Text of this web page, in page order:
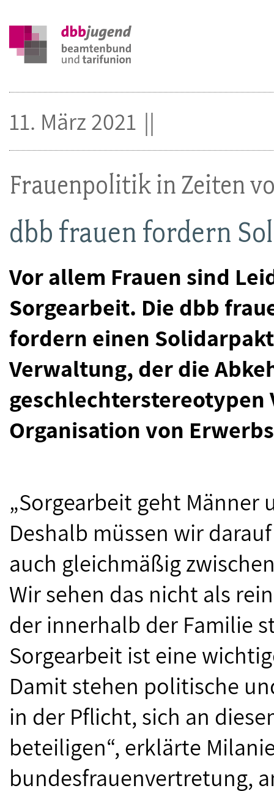
Frauenpolitik in Zeiten
dbb frauen fordern
Vor allem Frauen sind
Sorgearbeit. Die dbb
fordern einen
Verwaltung, der die
geschlechterstereotypen
Organisation von
11. März 2021
„Sorgearbeit geht Männer
Deshalb müssen wir
auch gleichmäßig
Wir sehen das nicht als
der innerhalb der Familie
Sorgearbeit ist eine
Damit stehen politische
in der Pflicht, sich an
beteiligen“, erklärte
bundesfrauenvertretung,